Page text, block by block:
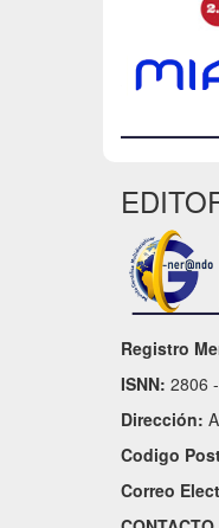
Registro
ISNN: 2806
Dirección:
Codigo
Correo